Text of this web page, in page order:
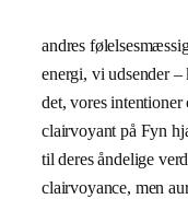
andres
energi, vi udsender
det, vores
clairvoyant på Fyn
til deres åndelige
clairvoyance, men